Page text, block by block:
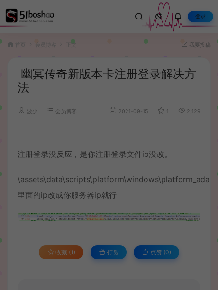
登录
会员博客 正文 我要投稿
幽冥传奇新版本卡注册登录解决方
法
波少 会员博客 2021-09-15 1 2,129
注册登录没反应，是你注册登录文件ip没改。
里面的ip改成你服务器ip就行
收藏 (1) 打赏 点赞 (0)